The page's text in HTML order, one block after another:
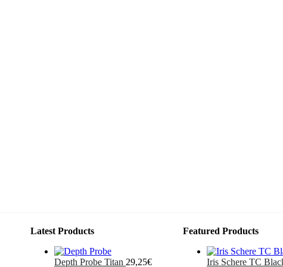
Latest Products
Depth Probe Titan 29,25€
Featured Products
Iris Schere TC